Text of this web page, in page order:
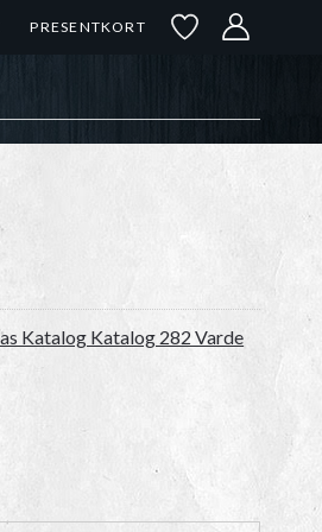
PRESENTKORT
Katalog Katalog 282 Varde